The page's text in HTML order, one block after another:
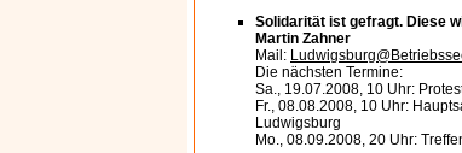
Solidarität ist gefragt. Diese
Martin Zahner
Mail:
Die nächsten Termine:
Sa., 19.07.2008, 10 Uhr:
Fr., 08.08.2008, 10 Uhr:
Ludwigsburg
Mo., 08.09.2008, 20 Uhr: